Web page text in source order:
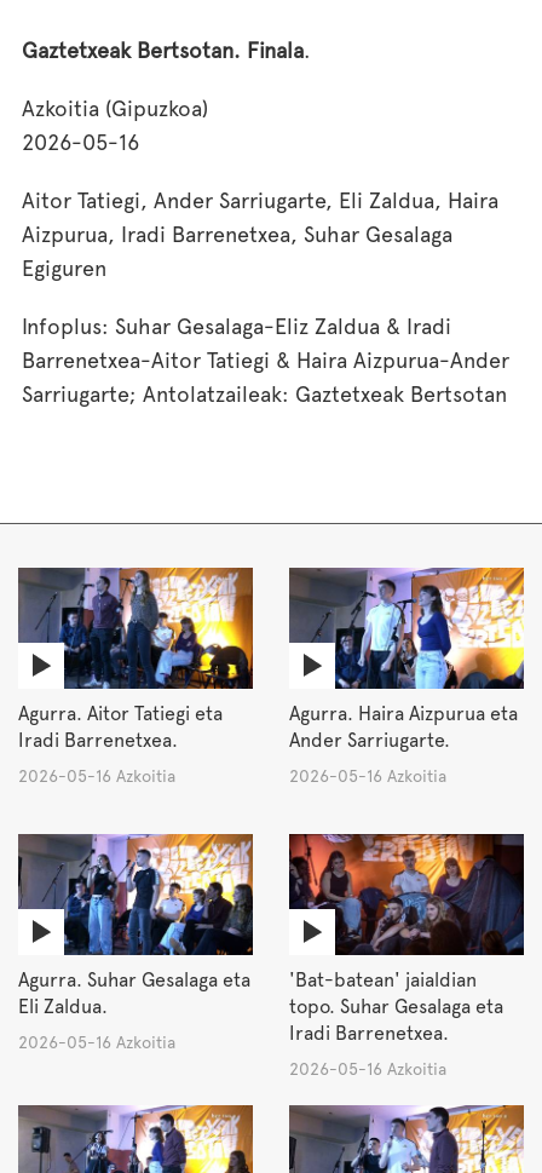
Gaztetxeak Bertsotan. Finala.
Azkoitia (Gipuzkoa)
2026-05-16
Aitor Tatiegi, Ander Sarriugarte, Eli Zaldua, Haira
Aizpurua, Iradi Barrenetxea, Suhar Gesalaga
Egiguren
Infoplus: Suhar Gesalaga-Eliz Zaldua & Iradi
Barrenetxea-Aitor Tatiegi & Haira Aizpurua-Ander
Sarriugarte; Antolatzaileak: Gaztetxeak Bertsotan
Agurra. Aitor Tatiegi eta
Iradi Barrenetxea.
2026-05-16 Azkoitia
Agurra. Haira Aizpurua eta
Ander Sarriugarte.
2026-05-16 Azkoitia
Agurra. Suhar Gesalaga eta
Eli Zaldua.
2026-05-16 Azkoitia
'Bat-batean' jaialdian
topo. Suhar Gesalaga eta
Iradi Barrenetxea.
2026-05-16 Azkoitia